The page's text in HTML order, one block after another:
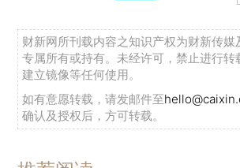
财新网所刊载内容之知识产权为财新传媒
专属所有或持有。未经许可，禁止进行转
建立镜像等任何使用。
如有意愿转载，请发邮件至
确认及授权后，方可转载。